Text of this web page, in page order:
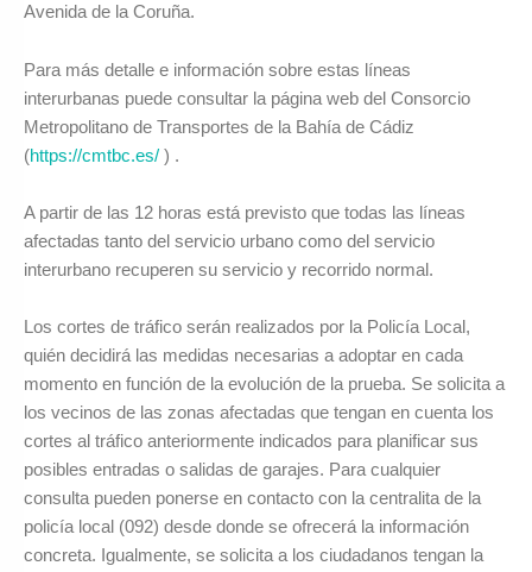
Avenida de la Coruña.
Para más detalle e información sobre estas líneas
interurbanas puede consultar la página web del Consorcio
Metropolitano de Transportes de la Bahía de Cádiz
(https://cmtbc.es/ ) .
A partir de las 12 horas está previsto que todas las líneas
afectadas tanto del servicio urbano como del servicio
interurbano recuperen su servicio y recorrido normal.
Los cortes de tráfico serán realizados por la Policía Local,
quién decidirá las medidas necesarias a adoptar en cada
momento en función de la evolución de la prueba. Se solicita a
los vecinos de las zonas afectadas que tengan en cuenta los
cortes al tráfico anteriormente indicados para planificar sus
posibles entradas o salidas de garajes. Para cualquier
consulta pueden ponerse en contacto con la centralita de la
policía local (092) desde donde se ofrecerá la información
concreta. Igualmente, se solicita a los ciudadanos tengan la